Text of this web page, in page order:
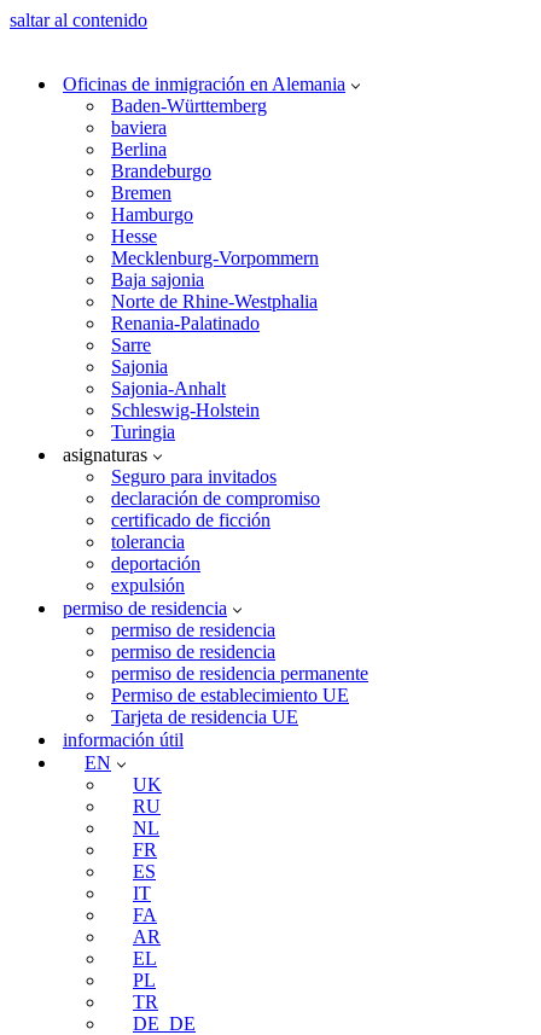
saltar al contenido
Oficinas de inmigración en Alemania
Baden-Württemberg
baviera
Berlina
Brandeburgo
Bremen
Hamburgo
Hesse
Mecklenburg-Vorpommern
Baja sajonia
Norte de Rhine-Westphalia
Renania-Palatinado
Sarre
Sajonia
Sajonia-Anhalt
Schleswig-Holstein
Turingia
asignaturas
Seguro para invitados
declaración de compromiso
certificado de ficción
tolerancia
deportación
expulsión
permiso de residencia
permiso de residencia
permiso de residencia
permiso de residencia permanente
Permiso de establecimiento UE
Tarjeta de residencia UE
información útil
EN
UK
RU
NL
FR
ES
IT
FA
AR
EL
PL
TR
DE_DE